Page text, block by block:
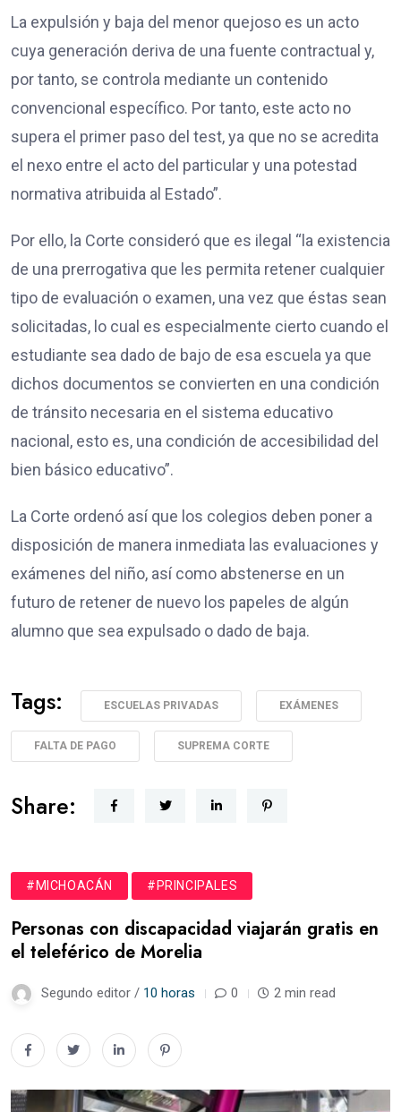
La expulsión y baja del menor quejoso es un acto
cuya generación deriva de una fuente contractual y,
por tanto, se controla mediante un contenido
convencional específico. Por tanto, este acto no
supera el primer paso del test, ya que no se acredita
el nexo entre el acto del particular y una potestad
normativa atribuida al Estado”.
Por ello, la Corte consideró que es ilegal “la existencia
de una prerrogativa que les permita retener cualquier
tipo de evaluación o examen, una vez que éstas sean
solicitadas, lo cual es especialmente cierto cuando el
estudiante sea dado de bajo de esa escuela ya que
dichos documentos se convierten en una condición
de tránsito necesaria en el sistema educativo
nacional, esto es, una condición de accesibilidad del
bien básico educativo”.
La Corte ordenó así que los colegios deben poner a
disposición de manera inmediata las evaluaciones y
exámenes del niño, así como abstenerse en un
futuro de retener de nuevo los papeles de algún
alumno que sea expulsado o dado de baja.
Tags: ESCUELAS PRIVADAS EXÁMENES
FALTA DE PAGO SUPREMA CORTE
Share:
#MICHOACÁN #PRINCIPALES
Personas con discapacidad viajarán gratis en
el teleférico de Morelia
Segundo editor / 10 horas 0 2 min read